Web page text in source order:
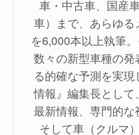
車・中古車、国産
車）まで、あらゆ
を6,000本以上執筆
数々の新型車種の
る的確な予測を実
情報』編集長とし
最新情報、専門的な
そして車（クルマ